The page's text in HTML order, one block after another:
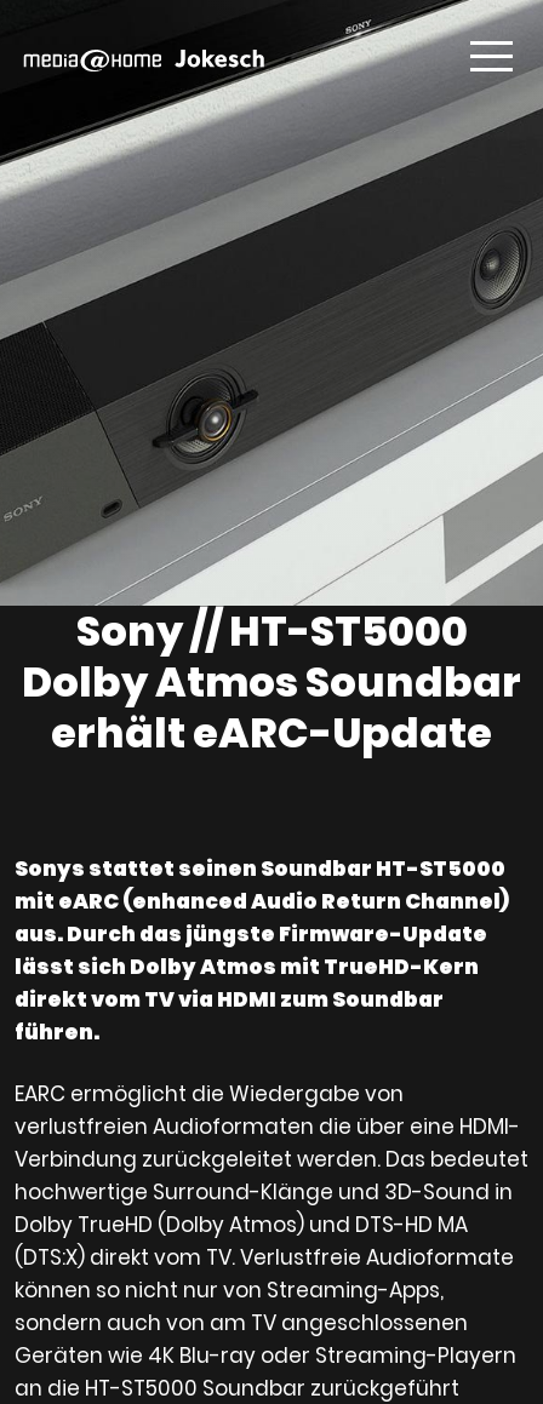
Sony // HT-ST5000
Dolby Atmos Soundbar
erhält eARC-Update
Sonys stattet seinen Soundbar HT-ST5000
mit eARC (enhanced Audio Return Channel)
aus. Durch das jüngste Firmware-Update
lässt sich Dolby Atmos mit TrueHD-Kern
direkt vom TV via HDMI zum Soundbar
führen.
EARC ermöglicht die Wiedergabe von
verlustfreien Audioformaten die über eine HDMI-
Verbindung zurückgeleitet werden. Das bedeutet
hochwertige Surround-Klänge und 3D-Sound in
Dolby TrueHD (Dolby Atmos) und DTS-HD MA
(DTS:X) direkt vom TV. Verlustfreie Audioformate
können so nicht nur von Streaming-Apps,
sondern auch von am TV angeschlossenen
Geräten wie 4K Blu-ray oder Streaming-Playern
an die HT-ST5000 Soundbar zurückgeführt